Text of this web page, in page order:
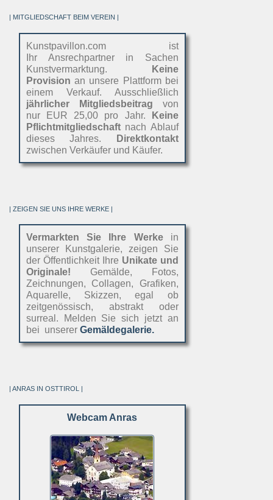
| MITGLIEDSCHAFT BEIM VEREIN |
Kunstpavillon.com ist
Ihr Ansrechpartner in Sachen
Kunstvermarktung.
Keine
Provision an unsere Plattform bei
einem Verkauf. Ausschließlich
jährlicher Mitgliedsbeitrag von
nur EUR 25,00 pro Jahr.
Keine
Pflichtmitgliedschaftnach Ablauf
dieses Jahres.
Direktkontakt
zwischen Verkäufer und Käufer.
| ZEIGEN SIE UNS IHRE WERKE |
Vermarkten Sie Ihre Werkein
unserer Kunstgalerie, zeigen Sie
der Öffentlichkeit Ihre Unikate und
Originale! Gemälde, Fotos,
Zeichnungen, Collagen, Grafiken,
Aquarelle, Skizzen, egal ob
zeitgenössisch, abstrakt oder
surreal. Melden Sie sich jetzt an
bei unserer Gemäldegalerie.
| ANRAS IN OSTTIROL |
Webcam Anras